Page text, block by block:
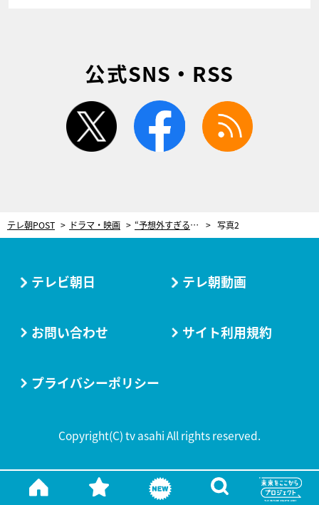
公式SNS・RSS
twitter facebook
テレ朝POST ドラマ・映画 “予想外すぎる”婚約指輪の渡し方に総ツッコミ！「指輪冷やすな」「斜め上の発想」＜Destiny＞ 写真2
テレビ朝日 テレ朝動画
お問い合わせ サイト利用規約
プライバシーポリシー
Copyright(C) tv asahi All rights reserved.